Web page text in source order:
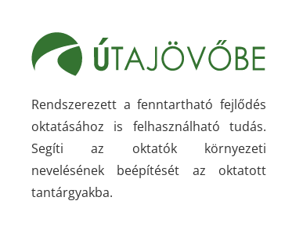
Rendszerezett a fenntartható fejlődés
oktatásához is felhasználható tudás.
Segíti az oktatók környezeti
nevelésének beépítését az oktatott
tantárgyakba.